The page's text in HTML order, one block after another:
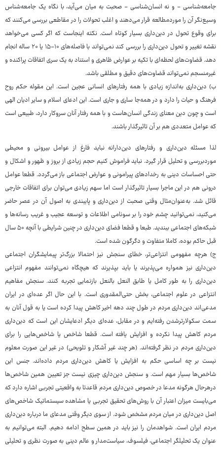
جامعه‌شناسی - و نه انسان‌شناسی - صحبت به میان می‌آید، با نگاه یک جامعه‌شناس
وسیع‌نگر آن را موردمطالعه قرار می‌دهند و اغلب تحولات را در مقاطعی بررسی می‌کنند که
برای وقوع تحول در دین‌داری بسیار کوتاه است. نکته اینجاست که اگر کسی می‌خواهد
نقشه تغییر و تحول دین‌داری را بررسی کند نمی‌تواند با فاصله‌های ۱۰-۱۵ یا ۲۰ ساله انجام
دهد. قضاوت‌های لحظه‌ای با تکیه بر عوارض ظاهری و استناد به یک سری اتفاقات پراکنده و
غیرمنسجم نمی‌تواند قضاوت‌های دقیق و مطلقی باشد.
ب) دین‌داری به‌اندازه زیادی با همه رفتارهای انسانی عجین است. این مقوله حکم روح
فرهنگ و حیات را دارد و در همه‌جا ساری و جاری است. این ادعای اسلام و سایر ادیان الهی
است و چون دین معنای زندگی انسان‌هاست و با همه رفتار آنان سروکار دارد، طبیعی است
که عوامل متعددی هم بر آن تاثیرگذار باشند.
لذا مسئله دین‌داری و رفتارهای دین‌دارانه نباید فارغ از عوامل بیرونی و محیطی
موردبررسی و تحلیل قرار گیرد. نباید فراموش کنیم حجم زیادی از بروز و ظهور و اشکال و
حتی احساسات دینی به رخدادهای پیرامونی و عوارض اجتماعی باز می‌گردد. قطعا عوامل
درونی هم در این ماجرا بسیار تاثیرگذار است اما سهم زیادی می‌توان برای اتفاقات خارجی
قائل شد. به‌عنوان‌مثال وقتی صحبت از دین‌داری و پایبندی به اصول آن در عصر حاضر
می‌کنید، نمی‌توانید چشم خود را بر سونامی اطلاعات و توسعه عجیب و غریب رسانه‌ها و
شبکه‌های اجتماعی ببندید. طبعا و قطعا فضای دین‌داری در چنین شرایطی با آنچه ۵۰ سال
قبل حاکم بوده، کاملا متفاوت و دگرگون شده است.
ج) هرچه مفهومی انتزاعی‌تر، خطای سنجش نیز احتمالا بزرگ‌تر پیمایشگران اجتماعی
دین‌داری نیز همواره می‌پذیرند یا باید بپذیرند که هیچگاه نمی‌توانند مفهوم انتزاعی
دین‌داری را به طور کامل یا طابق النعل بالنعل بازنمایی تجربه کنند. سنجش مفاهیم
انتزاعی در علوم اجتماعی، بخش حتی‌المقدوری است. با این حال اگر عده‌ای در ایران
مدعی‌اند دین‌داری مردم در طول چند دهه اخیر کاهش پیدا کرده است یا به قول آنان به
سمت سکولارترشدن رفته‌ایم و در مقابل، عده‌ای دیگر ادعایشان این است که دین‌داری
مردم کاهش پیدا نکرده و افزایش یافته است. قطعا شاخص یا شاخص‌هایی را برای
دین‌داری مردم در نظر گرفته‌اند. (هر چند غیر آشکار و تلویحی) در غیر این صورت معلوم
نیست بر چه اساسی حکم به افزایش یا کاهش دین‌داری مردم داده‌اند. جنس این
شاخص‌ها بسیار مهم است. و سنجش دین‌داری چیزی نیست جز تعیین همین شاخص‌ها
درهرحال هرگونه مدعا در خصوص دین‌داری مردم قاعدتا به واقعیتی تجربی اشاره دارد که
می‌بایست میزان اعتبار آن با روش‌های تحقیق تجربی یا مشاهده سیستماتیک شاخص‌های
اصل دین‌داری در میان مردم مشخص شود. از سوی دیگر وقتی مدعای ما درباره دین‌داری
مردم ایران است. شواهدمان را نیز باید در همین سطح ادامه دهیم. البته می‌توانیم به
عنوان یک تحلیلگر اجتماعی، فیلسوف، سیاست‌مدار و عالم دینی به صورت نظری و تحلیلی